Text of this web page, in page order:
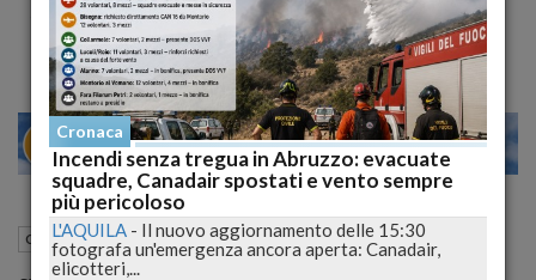
MILANO 27 29
Cronaca L'Aquila (AQ) 19 Marzo 2015 12:45
Cronaca
Incendi senza tregua in Abruzzo: evacuate
squadre, Canadair spostati e vento sempre
più pericoloso
L'AQUILA - Il nuovo aggiornamento delle 15:30
fotografa un'emergenza ancora aperta: Canadair,
elicotteri,...